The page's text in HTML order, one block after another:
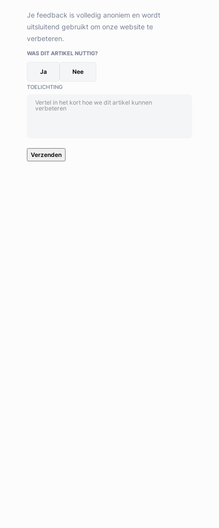
Je feedback is volledig anoniem en wordt
uitsluitend gebruikt om onze website te
verbeteren.
WAS DIT ARTIKEL NUTTIG?
Ja Nee
TOELICHTING
Verzenden